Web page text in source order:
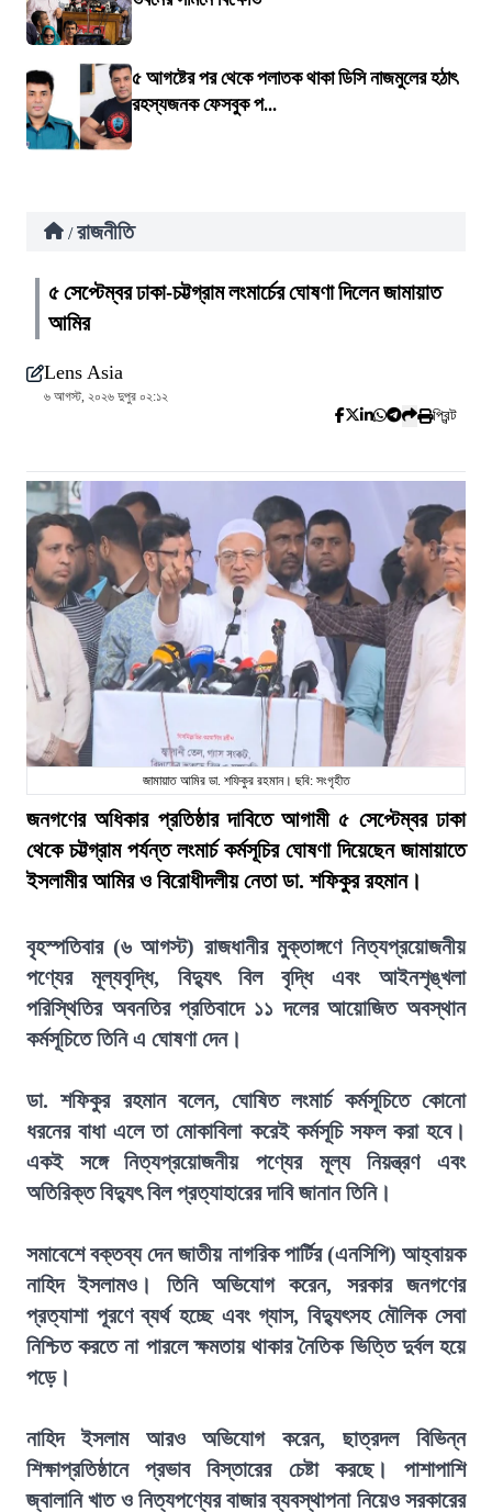
৫ আগষ্টের পর থেকে পলাতক থাকা ডিসি নাজমুলের হঠাৎ
রহস্যজনক ফেসবুক প...
/ রাজনীতি
৫ সেপ্টেম্বর ঢাকা-চট্টগ্রাম লংমার্চের ঘোষণা দিলেন জামায়াত
আমির
Lens Asia
৬ আগস্ট, ২০২৬ দুপুর ০২:১২
প্রিন্ট
জামায়াত আমির ডা. শফিকুর রহমান। ছবি: সংগৃহীত
জনগণের অধিকার প্রতিষ্ঠার দাবিতে আগামী ৫ সেপ্টেম্বর ঢাকা
থেকে চট্টগ্রাম পর্যন্ত লংমার্চ কর্মসূচির ঘোষণা দিয়েছেন জামায়াতে
ইসলামীর আমির ও বিরোধীদলীয় নেতা ডা. শফিকুর রহমান।
বৃহস্পতিবার (৬ আগস্ট) রাজধানীর মুক্তাঙ্গণে নিত্যপ্রয়োজনীয়
পণ্যের মূল্যবৃদ্ধি, বিদ্যুৎ বিল বৃদ্ধি এবং আইনশৃঙ্খলা
পরিস্থিতির অবনতির প্রতিবাদে ১১ দলের আয়োজিত অবস্থান
কর্মসূচিতে তিনি এ ঘোষণা দেন।
ডা. শফিকুর রহমান বলেন, ঘোষিত লংমার্চ কর্মসূচিতে কোনো
ধরনের বাধা এলে তা মোকাবিলা করেই কর্মসূচি সফল করা হবে।
একই সঙ্গে নিত্যপ্রয়োজনীয় পণ্যের মূল্য নিয়ন্ত্রণ এবং
অতিরিক্ত বিদ্যুৎ বিল প্রত্যাহারের দাবি জানান তিনি।
সমাবেশে বক্তব্য দেন জাতীয় নাগরিক পার্টির (এনসিপি) আহ্বায়ক
নাহিদ ইসলামও। তিনি অভিযোগ করেন, সরকার জনগণের
প্রত্যাশা পূরণে ব্যর্থ হচ্ছে এবং গ্যাস, বিদ্যুৎসহ মৌলিক সেবা
নিশ্চিত করতে না পারলে ক্ষমতায় থাকার নৈতিক ভিত্তি দুর্বল হয়ে
পড়ে।
নাহিদ ইসলাম আরও অভিযোগ করেন, ছাত্রদল বিভিন্ন
শিক্ষাপ্রতিষ্ঠানে প্রভাব বিস্তারের চেষ্টা করছে। পাশাপাশি
জ্বালানি খাত ও নিত্যপণ্যের বাজার ব্যবস্থাপনা নিয়েও সরকারের